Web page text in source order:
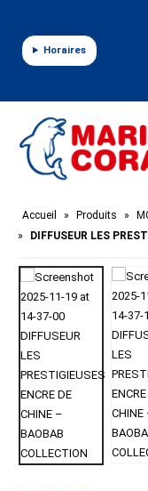
Horaires
Accueil » Produits »
»
DIFFUSEUR LES